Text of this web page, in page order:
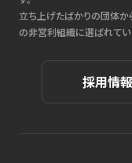
立ち上げたばかりの団体
の非営利組織に選ばれてい
採用情報